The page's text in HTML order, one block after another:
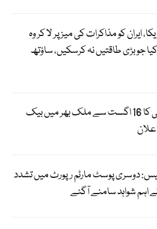
ایران کو مذاکرات کی میز پر لا کر وہ
جو بڑی طاقتیں نہ کرسکیں، ساؤتھ
جماعت اسلامی کا 16 اگست سے ملک بھر میں بیک
دوسری پوسٹ مارٹم رپورٹ میں تشدد
اہم شواہد سامنے آگئے